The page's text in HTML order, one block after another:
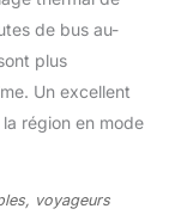
de bus au-
plus
Un excellent
région en mode
voyageurs